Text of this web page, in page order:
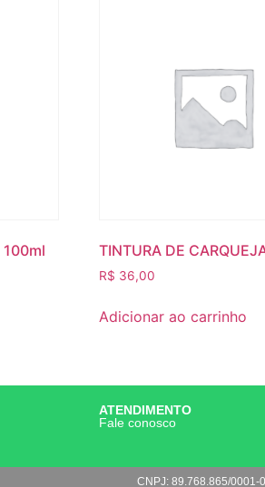
100ml TINTURA DE
R$ 36,00
Adicionar ao carrinho
ATENDIMENTO
Fale conosco
CNPJ: 89.768.865/0001-